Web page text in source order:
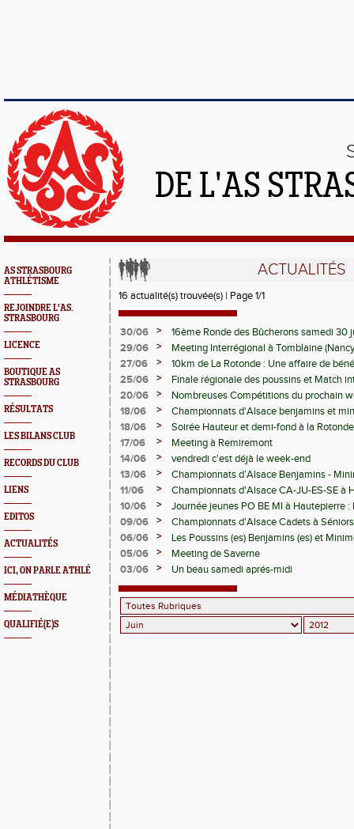
DE L'AS
AS STRASBOURG
ATHLÉTISME
REJOINDRE L'AS.
STRASBOURG
LICENCE
BOUTIQUE AS
STRASBOURG
RÉSULTATS
LES BILANS CLUB
RECORDS DU CLUB
LIENS
EDITOS
ACTUALITÉS
ICI, ON PARLE ATHLÉ
MÉDIATHÈQUE
QUALIFIÉ(E)S
ACTUALITÉS
16 actualité(s) trouvée(s) | Page 1/1
30/06 >
16ème Ronde des Bûcherons samedi 30
29/06
>
Meeting Interrégional à Tomblaine
27/06
>
10km de La Rotonde : Une affaire de
25/06
>
Finale régionale des poussins et Match
Meeting national de Colmar
20/06 >
Nombreuses Compétitions du prochain
18/06
>
Championnats d'Alsace benjamins et
18/06
>
Soirée Hauteur et demi-fond à la
17/06
>
Meeting à Remiremont
14/06
>
vendredi c'est déjà le week-end
13/06
>
Championnats d’Alsace Benjamins -
juin
11/06 >
Championnats d'Alsace CA-JU-ES-SE à
10/06
>
Journée jeunes PO BE MI à Hautepierre
09/06
>
Championnats d'Alsace Cadets à
06/06
>
Les Poussins (es) Benjamins (es) et
Hautepierre
05/06 >
Meeting de Saverne
03/06
> Un beau samedi aprés-midi